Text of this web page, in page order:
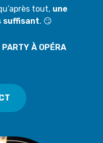
tout, une
suffisant. 😏
À OPÉRA